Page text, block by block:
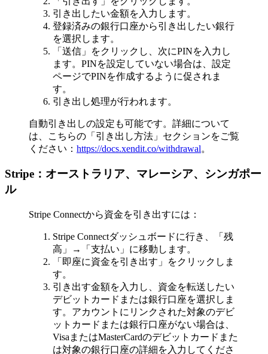
引き出したい金額を入力します。
登録済みの銀行口座から引き出したい銀行
を選択します。
「送信」をクリックし、次にPINを入力し
ます。PINを設定していない場合は、設定
ページでPINを作成するように促されま
す。
引き出し処理が行われます。
自動引き出しの設定も可能です。詳細について
は、こちらの「引き出し方法」セクションをご覧
ください： https://docs.xendit.co/withdrawal。
Stripe：オーストラリア、マレーシア、シンガポー
ル
Stripe Connectから資金を引き出すには：
Stripe Connectダッシュボードに行き、「残
高」→「支払い」に移動します。
「即座に資金を引き出す」をクリックしま
す。
引き出す金額を入力し、資金を転送したい
デビットカードまたは銀行口座を選択しま
す。アカウントにリンクされた対象のデビ
ットカードまたは銀行口座がない場合は、
VisaまたはMasterCardのデビットカードまた
は対象の銀行口座の詳細を入力してくださ